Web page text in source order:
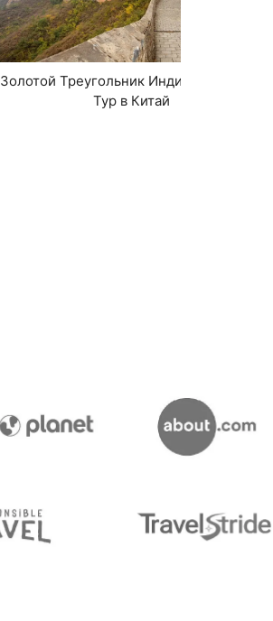
Золотой Треугольник Индивидуальный
Тур в Китай